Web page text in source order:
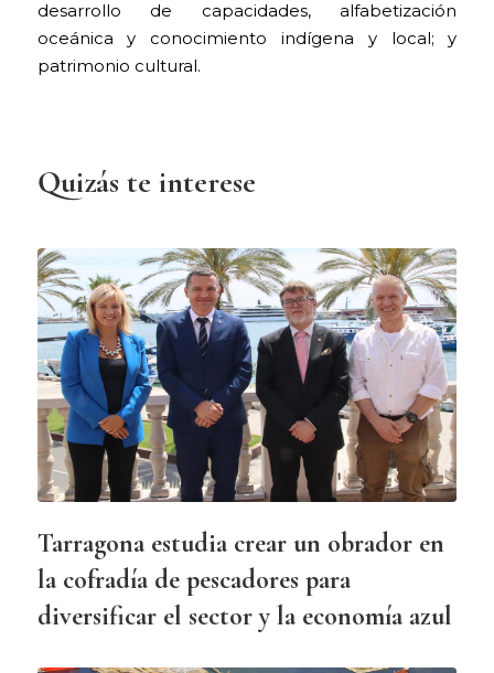
desarrollo de capacidades, alfabetización
oceánica y conocimiento indígena y local; y
patrimonio cultural.
Quizás te interese
Tarragona estudia crear un obrador en
la cofradía de pescadores para
diversificar el sector y la economía azul